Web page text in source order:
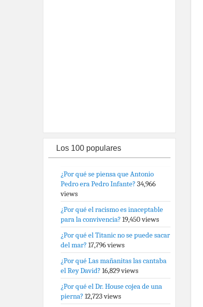
Los 100 populares
¿Por qué se piensa que Antonio
Pedro era Pedro Infante? 34,966
views
¿Por qué el racismo es inaceptable
para la convivencia? 19,450 views
¿Por qué el Titanic no se puede sacar
del mar? 17,796 views
¿Por qué Las mañanitas las cantaba
el Rey David? 16,829 views
¿Por qué el Dr. House cojea de una
pierna? 12,723 views